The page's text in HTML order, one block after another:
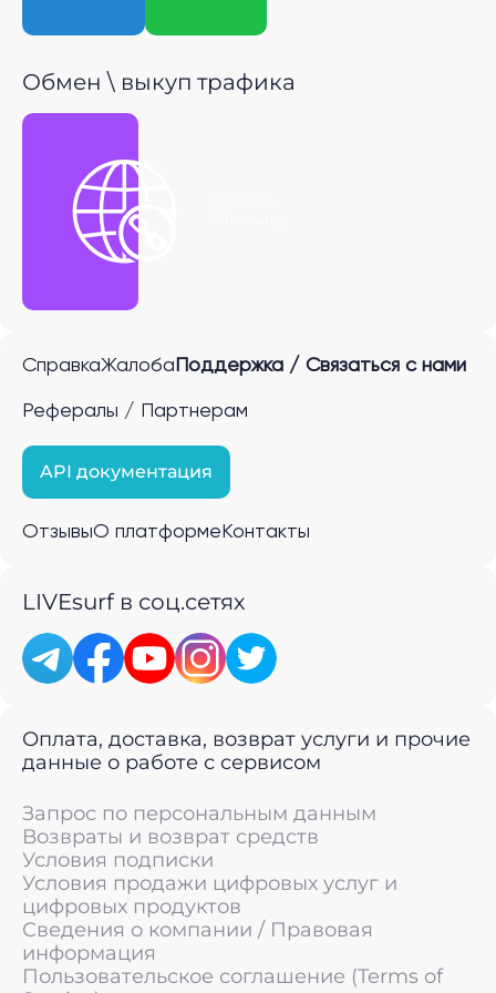
Обмен \ выкуп трафика
СправкаЖалоба Поддержка / Связаться с нами
Рефералы / Партнерам
API документация
ОтзывыО платформе Контакты
LIVEsurf в соц.сетях
Оплата, доставка, возврат услуги и прочие
данные о работе с сервисом
Запрос по персональным данным
Возвраты и возврат средств
Условия подписки
Условия продажи цифровых услуг и
цифровых продуктов
Сведения о компании / Правовая
информация
Пользовательское соглашение (Terms of